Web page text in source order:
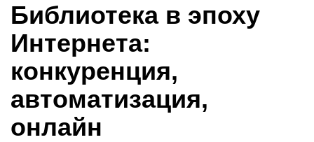
Библиотека в эпоху
Интернета:
конкуренция,
автоматизация,
онлайн